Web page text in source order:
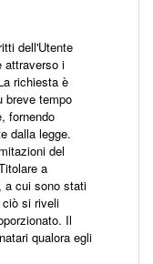
dell'Utente
attraverso i
richiesta è
breve tempo
fornendo
dalla legge.
del
a
a cui sono stati
si riveli
Il
qualora egli